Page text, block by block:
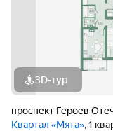
3D-тур
проспект Героев
Квартал «Мята», 1